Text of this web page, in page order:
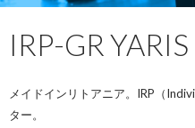
IRP-GR
メイドインリトアニア。IRP（
ター。